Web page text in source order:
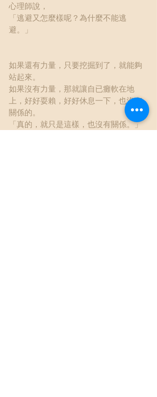
心理師說，
「逃避又怎麼樣呢？為什麼不能逃
避。」
如果還有力量，只要挖掘到了，就能夠
站起來。
如果沒有力量，那就讓自已癱軟在地
上，好好耍賴，好好休息一下，也沒有
關係的。
「真的，就只是這樣，也沒有關係。」